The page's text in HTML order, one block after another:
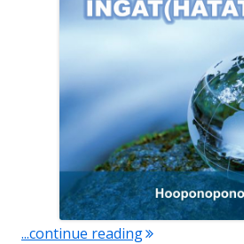
...continue reading"Ingat(hatat)lan"